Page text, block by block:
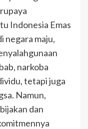
Indonesia Emas
negara maju,
narkoba
tetapi juga
Namun,
dan